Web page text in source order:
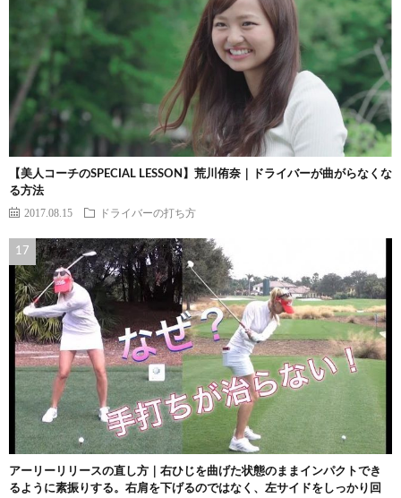
【美人コーチのSPECIAL LESSON】荒川侑奈｜ドライバーが曲がらなくな
る方法
2017.08.15 ドライバーの打ち方
アーリーリリースの直し方｜右ひじを曲げた状態のままインパクトでき
るように素振りする。右肩を下げるのではなく、左サイドをしっかり回